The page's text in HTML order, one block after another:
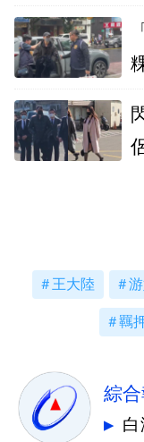
王大陸
羈
綜